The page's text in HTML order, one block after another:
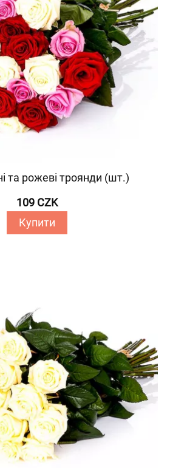
та рожеві троянди (шт.)
109 CZK
Купити